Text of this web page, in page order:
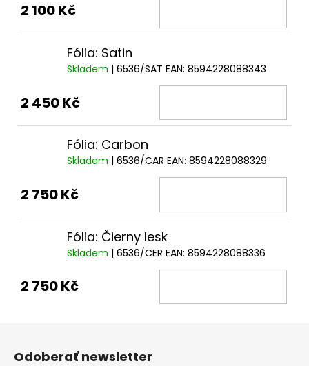
2 100 Kč
Fólia: Satin
Skladem | 6536/SAT EAN: 8594228088343
2 450 Kč
Fólia: Carbon
Skladem | 6536/CAR EAN: 8594228088329
2 750 Kč
Fólia: Čierny lesk
Skladem | 6536/CER EAN: 8594228088336
2 750 Kč
Odoberať newsletter